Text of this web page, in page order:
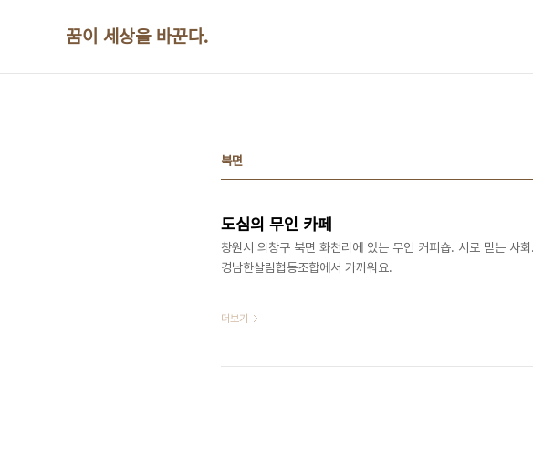
꿈이 세상을 바꾼다.
북면
도심의 무인 카페
창원시 의창구 북면 화천리에 있는 무인 커피숍. 서로 믿는 사
경남한살림협동조합에서 가까워요. ​​​​​
더보기